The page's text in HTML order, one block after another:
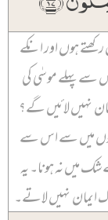
ہوں اور انکے
سے پہلے موسٰی کی
نہیں لائیں گے؟
میں سے اس سے
میں نہ ہونا۔ یہ
ایمان نہیں لاتے۔